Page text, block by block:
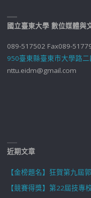
國立臺東大學 數位媒體與
089-517502 Fax089-
950臺東縣臺東市大學路
nttu.eidm@gmail.com
近期文章
【金榜題名】狂賀第九屆
【競賽得獎】第22屆技專